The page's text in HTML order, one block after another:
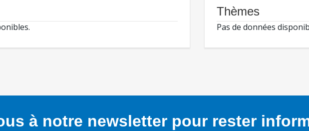
Thèmes
Pas de données
à notre newsletter pour rester